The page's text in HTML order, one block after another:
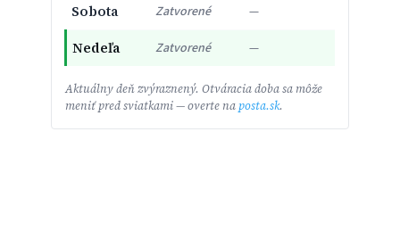
Sobota Zatvorené —
Nedeľa Zatvorené —
Aktuálny deň zvýraznený. Otváracia doba sa môže
meniť pred sviatkami — overte naposta.sk.